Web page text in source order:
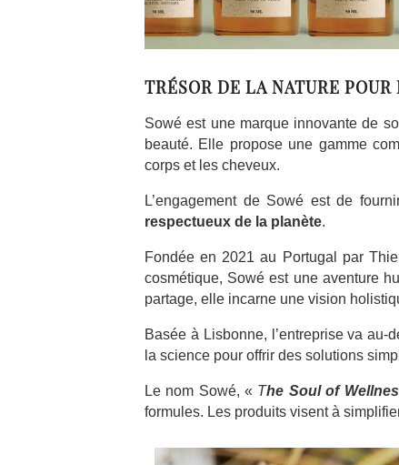
TRÉSOR DE LA NATURE
Sowé est une marque innovante de
beauté. Elle propose une gamme
corps et les cheveux.
L’engagement de Sowé est de
respectueux de la planète.
Fondée en 2021 au Portugal par
cosmétique, Sowé est une aventure
partage, elle incarne une vision
Basée à Lisbonne, l’entreprise va au-
la science pour offrir des solutions
Le nom Sowé, « The Soul of Wellnes
formules. Les produits visent à